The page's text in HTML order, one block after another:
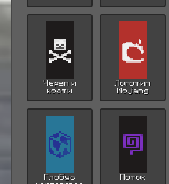
Череп и
кости
Логотип
Mojang
Глобус Поток